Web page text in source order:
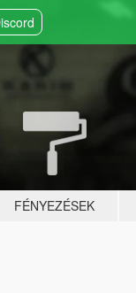
FÉNYEZÉSEK